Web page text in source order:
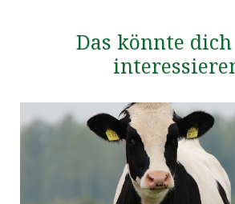
Das könnte